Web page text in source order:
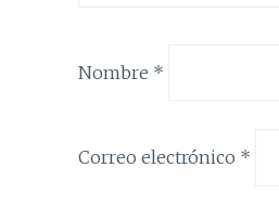
Nombre *
Correo electrónico *